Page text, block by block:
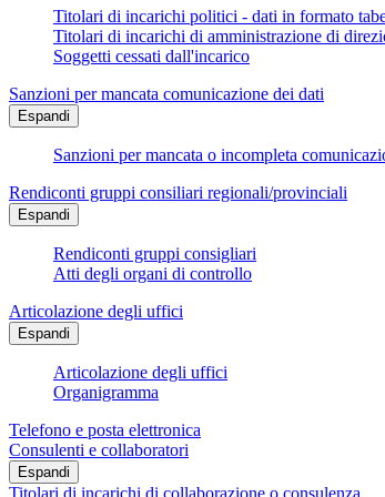
Titolari di incarichi politici - dati in formato
Titolari di incarichi di amministrazione di
Soggetti cessati dall'incarico
Sanzioni per mancata comunicazione dei dati
Espandi
Sanzioni per mancata o incompleta
Rendiconti gruppi consiliari regionali/provinciali
Espandi
Rendiconti gruppi consigliari
Atti degli organi di controllo
Articolazione degli uffici
Espandi
Articolazione degli uffici
Organigramma
Telefono e posta elettronica
Consulenti e collaboratori
Espandi
Titolari di incarichi di collaborazione o consulenza